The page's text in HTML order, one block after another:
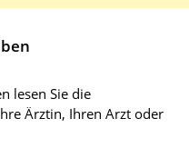
lesen Sie die
Ärztin, Ihren Arzt oder